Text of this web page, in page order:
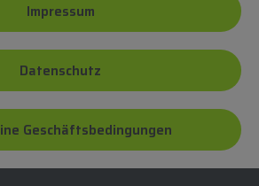
Impressum
Datenschutz
Geschäftsbedingungen